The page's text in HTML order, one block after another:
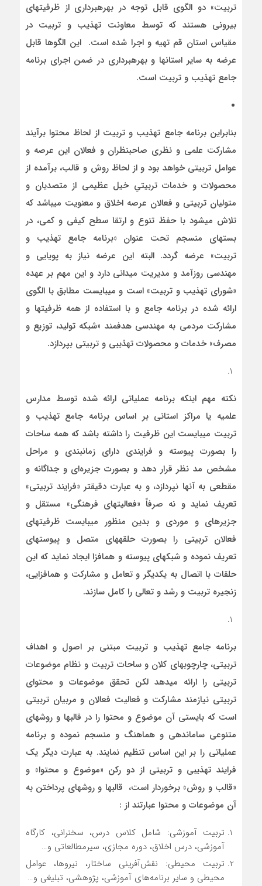
تربیت» دو الگوی قابل توجه در بهره­برداری از ظرفیت­های
بیرونی هستند که توسط معاونت تهذیب و تربیت در
مقیاس استان قم تهیه و اجرا شده است. این الگوها قابل
عرضه به سایر استان­ها و بهره­برداری در ضمن اجرای برنامه
جامع تهذیب و تربیت است.
بنابراین برنامه جامع تهذیب و تربیت از لحاظ محتوا برآیند
مشارکت علمی و نظری صاحب­نظران و فعالان این عرصه و
عوامل تربیتی خواهد بود و از لحاظ روش و قالب، برآمده از
محصولات و خدمات تربیتیِ خیل عظیمی از متصدیان و
متولیان تربیتی و فعالان عرصه اخلاق و معنویت می­باشد که
تلاش می­شود با حفظ تنوع و ارتقا سطح کیفی و کمی، در
بسته­ای منسجم تحت عنوان «برنامه جامع تهذیب و
تربیت» عرضه گردد. البته این عرضه نیاز به پویایی و
مهندسی روزآمد و مدیریت میدانی دارد و این مهم بر عهده
«شورای تهذیب و تربیت» است و می­بایست مطابق با الگوی
ارائه شده در برنامه جامع و با استفاده از همه ظرفیت­ها و
مشارکت مردمی به مهندسی هدفمند «شبکه تولید، توزیع و
مصرف» خدمات و محصولات تهذیبی و تربیتی بپردازد.
نکته مهم اینکه برنامه عملیاتی ارائه شده توسط مدارس
علمیه یا مراکز استانی بر اساس برنامه جامع تهذیب و
تربیت می­بایست این ظرفیت را داشته باشد که همه ساحات
را بصورت پیوسته و فرایندی دارای زمانبندی و مراحل
مشخص مد نظر قرار ‌دهد و بصورت جزیره‌ای و جداگانه و
مقطعی به آنها نپردازد، و به عبارت دقیق­تر «فرایند تربیتی»
تعریف نماید و نه صرفاً «فعالیت­های فرهنگی» مستقل و
جزیره­ای و موردی و بدین منظور می­بایست ظرفیت­های
فعالان تربیتی را بصورت حلقه­های متصل و پیوسته­ای
تعریف نموده و شبکه­ای پیوسته و هم­افزا ایجاد نماید که این
حلقات با اتصال به یکدیگر و تعامل و مشارکت و هم­افزایی،
زنجیره تربیت و رشد و تعالی را کامل سازند.
برنامه جامع تهذیب و تربیت مبتنی بر اصول و اهداف
تربیتی، چارچوب­های کلان و ساحات تربیت و نظام موضوعات
تربیتی را ارائه می­دهد لکن تحقق موضوعات و محتوای
تربیتی نیازمند مشارکت و فعالیت فعالان و مربیان تربیتی
است که بایستی آن موضوع و محتوا را در قالب­ها و روش­های
متنوعی ساماندهی و هماهنگ و منسجم نموده و برنامه
عملیاتی را بر این اساس تنظیم نمایند. به عبارت دیگر یک
فرایند تهذیبی و تربیتی از دو رکن «موضوع و محتوا» و
«قالب و روش» برخوردار است، قالب­ها و روش­های پرداختن به
آن موضوعات و محتوا عبارتند از :
تربیت آموزشی: شامل کلاس درس، سخنرانی، کارگاه
آموزشی، درس اخلاق، دوره مجازی، سیرمطالعاتی و…
تربیت محیطی: نقش‌آفرینی ساختار، نیروها، عوامل
محیطی و سایر برنامه‌های آموزشی، پژوهشی، تبلیغی و…